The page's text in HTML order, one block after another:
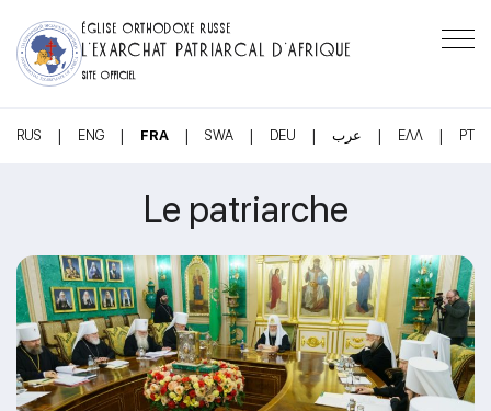
ÉGLISE ORTHODOXE RUSSE
L’EXARCHAT PATRIARCAL D’AFRIQUE
SITE OFFICIEL
RUS | ENG | FRA | SWA | DEU | عرب | ΕΛΛ | PT
Le patriarche